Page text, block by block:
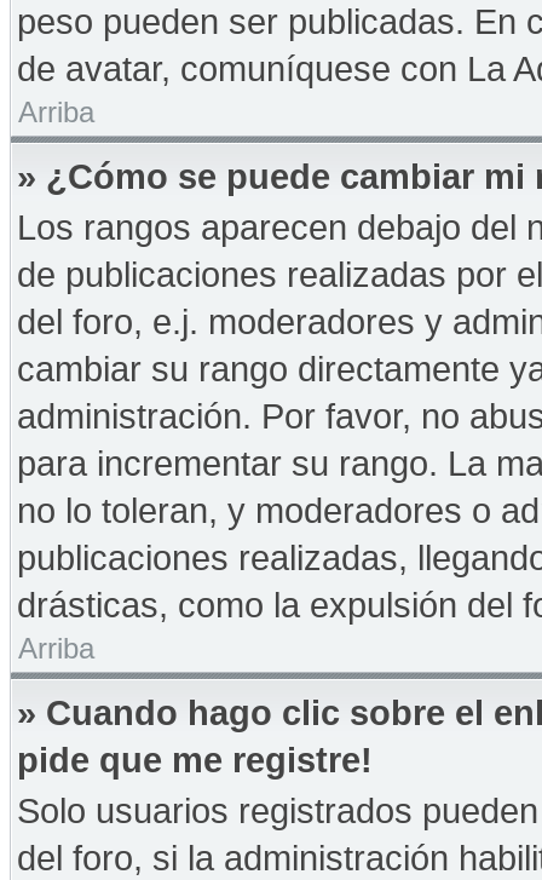
peso pueden ser publicadas. En
de avatar, comuníquese con La
Arriba
» ¿Cómo se puede cambiar mi
Los rangos aparecen debajo del
de publicaciones realizadas por
del foro, e.j. moderadores y
cambiar su rango directamente
administración. Por favor, no
para incrementar su rango. La
no lo toleran, y moderadores o
publicaciones realizadas,
drásticas, como la expulsión del
Arriba
» Cuando hago clic sobre el
pide que me registre!
Solo usuarios registrados
del foro, si la administración